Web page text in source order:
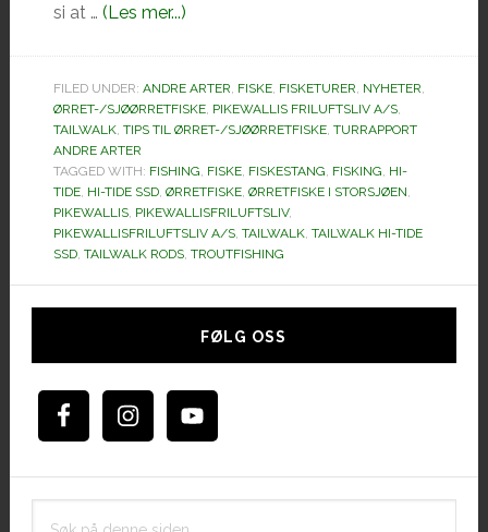
si at … (Les mer...)omTailwalk
SSD
83MH
FILED UNDER: ANDRE ARTER, FISKE, FISKETURER, NYHETER,
ØRRET-/SJØØRRETFISKE, PIKEWALLIS FRILUFTSLIV A/S,
TAILWALK, TIPS TIL ØRRET-/SJØØRRETFISKE, TURRAPPORT
ANDRE ARTER
TAGGED WITH: FISHING, FISKE, FISKESTANG, FISKING, HI-
TIDE, HI-TIDE SSD, ØRRETFISKE, ØRRETFISKE I STORSJØEN,
PIKEWALLIS, PIKEWALLISFRILUFTSLIV,
PIKEWALLISFRILUFTSLIV A/S, TAILWALK, TAILWALK HI-TIDE
SSD, TAILWALK RODS, TROUTFISHING
Hoved
FØLG OSS